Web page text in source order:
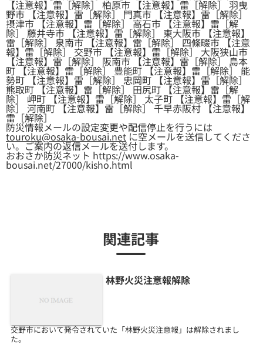
【注意報】雷［解除］ 柏原市 【注意報】雷［解除］ 羽曳
野市 【注意報】雷［解除］ 門真市 【注意報】雷［解除］
摂津市 【注意報】雷［解除］ 高石市 【注意報】雷［解
除］ 藤井寺市 【注意報】雷［解除］ 東大阪市 【注意報】
雷［解除］ 泉南市 【注意報】雷［解除］ 四條畷市 【注意
報】雷［解除］ 交野市 【注意報】雷［解除］ 大阪狭山市
【注意報】雷［解除］ 阪南市 【注意報】雷［解除］ 島本
町 【注意報】雷［解除］ 豊能町 【注意報】雷［解除］ 能
勢町 【注意報】雷［解除］ 忠岡町 【注意報】雷［解除］
熊取町 【注意報】雷［解除］ 田尻町 【注意報】雷［解
除］ 岬町 【注意報】雷［解除］ 太子町 【注意報】雷［解
除］ 河南町 【注意報】雷［解除］ 千早赤阪村 【注意報】
雷［解除］
防災情報メールの設定変更や配信停止を行うには
touroku@osaka-bousai.netに空メールを送信してくださ
い。ご案内の返信メールを送付します。
おおさか防災ネット https://www.osaka-
bousai.net/27000/kisho.html
関連記事
林野火災注意報解除
交野市において発令されていた「林野火災注意報」は解除されまし
た。